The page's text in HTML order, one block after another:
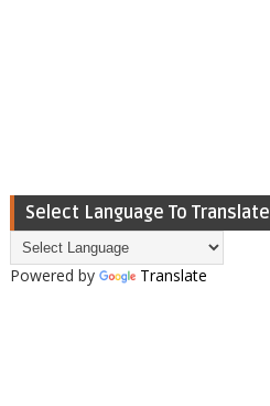
Select Language To Translate
Powered by Translate